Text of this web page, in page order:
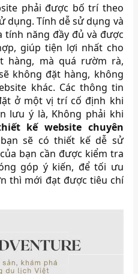
phải được bố trí theo
dụng. Tính dễ sử dụng và
năng đầy đủ và được
giúp tiện lợi nhất cho
hàng, mà quá rườm rà,
không đặt hàng, không
khác. Các thông tin
ở một vị trí cố định khi
lưu ý là, Không phải khi
kế website chuyên
sẽ có thiết kế dễ sử
bạn cần được kiểm tra
góp ý kiến, để tối ưu
thì mới đạt được tiêu chí